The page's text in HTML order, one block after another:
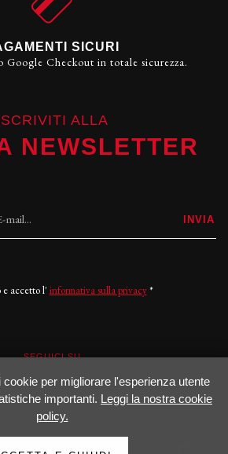
SICURI
Google Checkout in totale sicurezza.
ALLA
NEWSLETTER
INVIA
accetto l' informativa sulla privacy*
SEGUICI SU
Instagram
per migliorare l'esperienza utente
importanti. Leggi la nostra cookie
policy.